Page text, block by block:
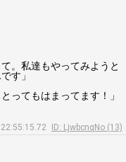
。私達もやってみようと
す」
ってもはまってます！」
ID: LjwbcnqNo (13)